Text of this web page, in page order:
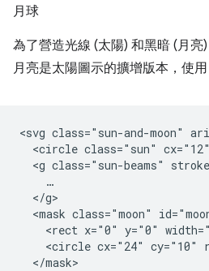
月球
為了營造光線 (太陽) 和黑暗 (月亮
月亮是太陽圖示的擴增版本，使用
<svg class="sun-and-moon"
<circle class="sun"
<g class="sun-beams"
    …
  </g>
<mask class="moon"
<rect x="0" y="0"
<circle cx="24" cy="10"
  </mask>